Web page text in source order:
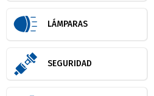
LÁMPARAS
SEGURIDAD